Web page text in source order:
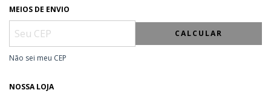
MEIOS DE ENVIO
CALCULAR
Não sei meu CEP
NOSSA LOJA